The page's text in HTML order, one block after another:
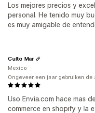
Los mejores precios y
personal. He tenido muy
es muy amigable de
Uso Envia.com hace mas
commerce en shopify y la
Culto Mar
Mexico
Ongeveer een jaar gebruiken de